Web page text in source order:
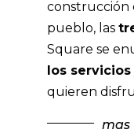
construcción
pueblo, las
Square se
los servicios
quieren
mas